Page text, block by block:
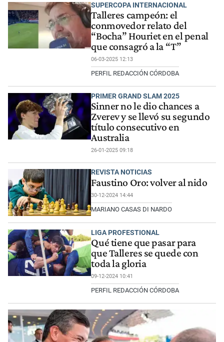
SUPERCOPA INTERNACIONAL
Talleres campeón: el
conmovedor relato del
“Bocha” Houriet en el penal
que consagró a la “T”
06-03-2025 12:13
PERFIL REDACCIÓN CÓRDOBA
PRIMER GRAND SLAM 2025
Sinner no le dio chances a
Zverev y se llevó su segundo
título consecutivo en
Australia
26-01-2025 09:18
REVISTA NOTICIAS
Faustino Oro: volver al nido
30-12-2024 14:44
MARIANO CASAS DI NARDO
LIGA PROFESTIONAL
Qué tiene que pasar para
que Talleres se quede con
toda la gloria
09-12-2024 10:41
PERFIL REDACCIÓN CÓRDOBA